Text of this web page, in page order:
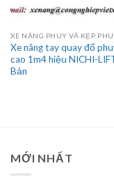
XE NÂNG PHUY VÀ KẸP
Xe nâng tay quay đổ
cao 1m4 hiệu NICHI-
Bản
MỚI NHẤT